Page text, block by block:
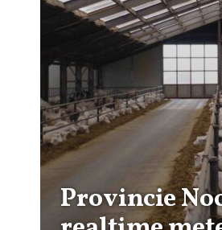
Provincie